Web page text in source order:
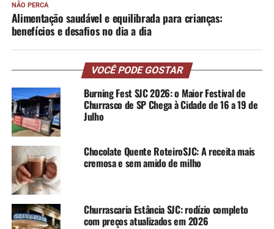
NÃO PERCA
Alimentação saudável e equilibrada para crianças:
benefícios e desafios no dia a dia
VOCÊ PODE GOSTAR
Burning Fest SJC 2026: o Maior Festival de
Churrasco de SP Chega à Cidade de 16 a 19 de
Julho
Chocolate Quente RoteiroSJC: A receita mais
cremosa e sem amido de milho
Churrascaria Estância SJC: rodízio completo
com preços atualizados em 2026